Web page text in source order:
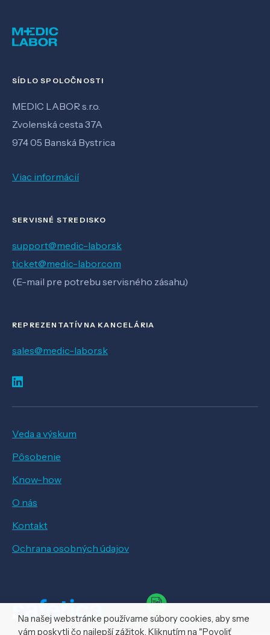
SÍDLO SPOLOČNOSTI
MEDIC LABOR s.r.o.
Zvolenská cesta 37A
974 05 Banská Bystrica
Viac informácií
SERVISNÉ STREDISKO
support@medic-labor.sk
ticket@medic-labor.com
(E-mail pre potrebu servisného zásahu)
REPREZENTATÍVNA KANCELÁRIA
sales@medic-labor.sk
Veda a výskum
Pôsobenie
Know-how
O nás
Kontakt
Ochrana osobných údajov
Na našej webstránke používame súbory cookies, aby sme
vám poskytli čo najlepší zážitok. Kliknutím na "Povoliť